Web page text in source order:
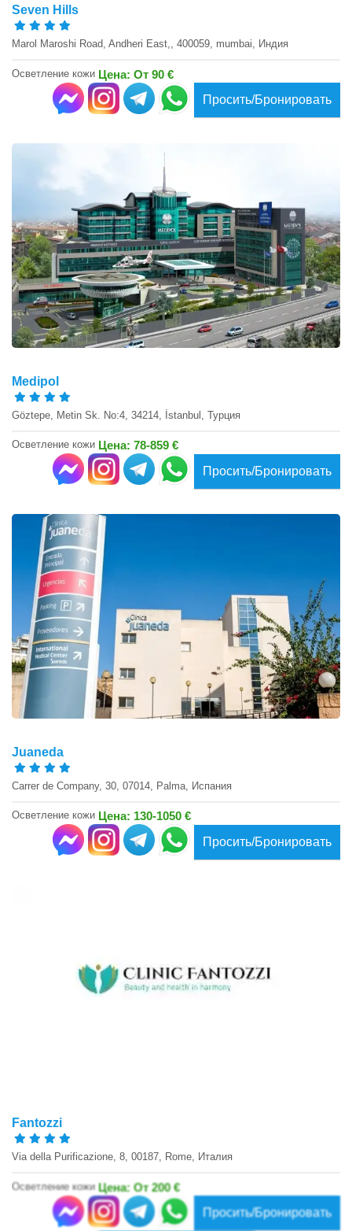
Seven Hills
Marol Maroshi Road, Andheri East,, 400059, mumbai, Индия
Осветление кожи Цена: От 90 €
Просить/Бронировать
Medipol
Göztepe, Metin Sk. No:4, 34214, İstanbul, Турция
Осветление кожи Цена: 78-859 €
Просить/Бронировать
Juaneda
Carrer de Company, 30, 07014, Palma, Испания
Осветление кожи Цена: 130-1050 €
Просить/Бронировать
Fantozzi
Via della Purificazione, 8, 00187, Rome, Италия
Осветление кожи Цена: От 200 €
Просить/Бронировать